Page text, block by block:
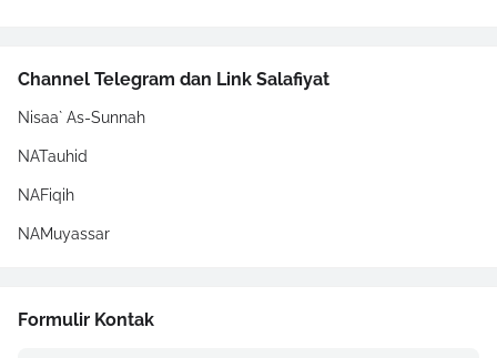
Channel Telegram dan Link Salafiyat
Nisaa` As-Sunnah
NATauhid
NAFiqih
NAMuyassar
Formulir Kontak